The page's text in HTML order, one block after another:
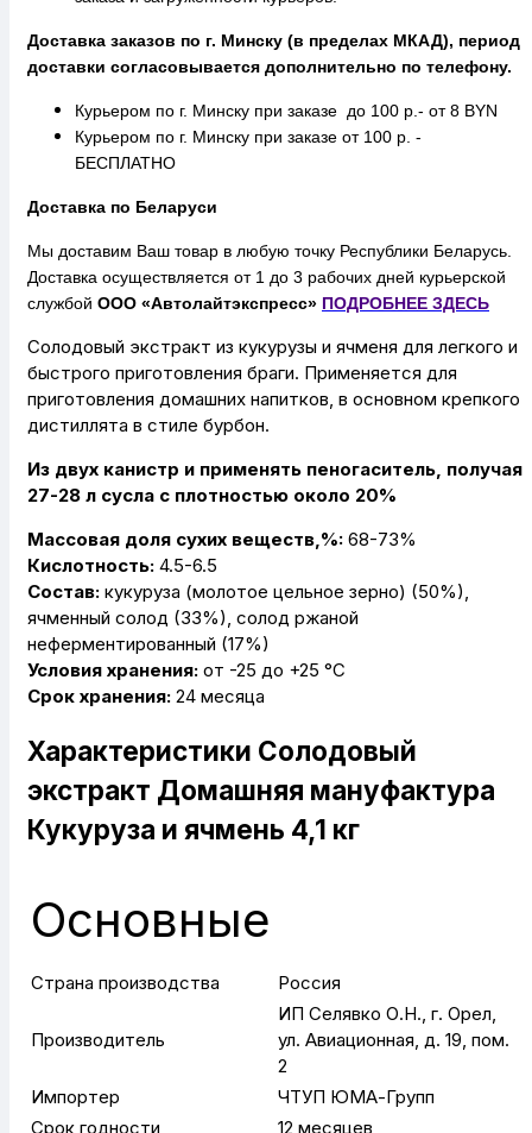
Доставка заказов по г. Минску (в пределах МКАД), период
доставки согласовывается дополнительно по телефону.
Курьером по г. Минску при заказе до 100 р.- от 8 BYN
Курьером по г. Минску при заказе от 100 р. -
БЕСПЛАТНО
Доставка по Беларуси
Мы доставим Ваш товар в любую точку Республики Беларусь.
Доставка осуществляется от 1 до 3 рабочих дней курьерской
службой ООО «Автолайтэкспресс» ПОДРОБНЕЕ ЗДЕСЬ
Солодовый экстракт из кукурузы и ячменя для легкого и
быстрого приготовления браги. Применяется для
приготовления домашних напитков, в основном крепкого
дистиллята в стиле бурбон.
Из двух канистр и применять пеногаситель, получая
27-28 л сусла с плотностью около 20%
Массовая доля сухих веществ,%: 68-73%
Кислотность: 4.5-6.5
Состав: кукуруза (молотое цельное зерно) (50%),
ячменный солод (33%), солод ржаной
неферментированный (17%)
Условия хранения: от -25 до +25 °С
Срок хранения: 24 месяца
Характеристики Солодовый
экстракт Домашняя мануфактура
Кукуруза и ячмень 4,1 кг
Основные
Страна производства Россия
Производитель
ИП Селявко О.Н., г. Орел,
ул. Авиационная, д. 19, пом.
2
Импортер
ЧТУП ЮМА-Групп
Срок годности
12 месяцев